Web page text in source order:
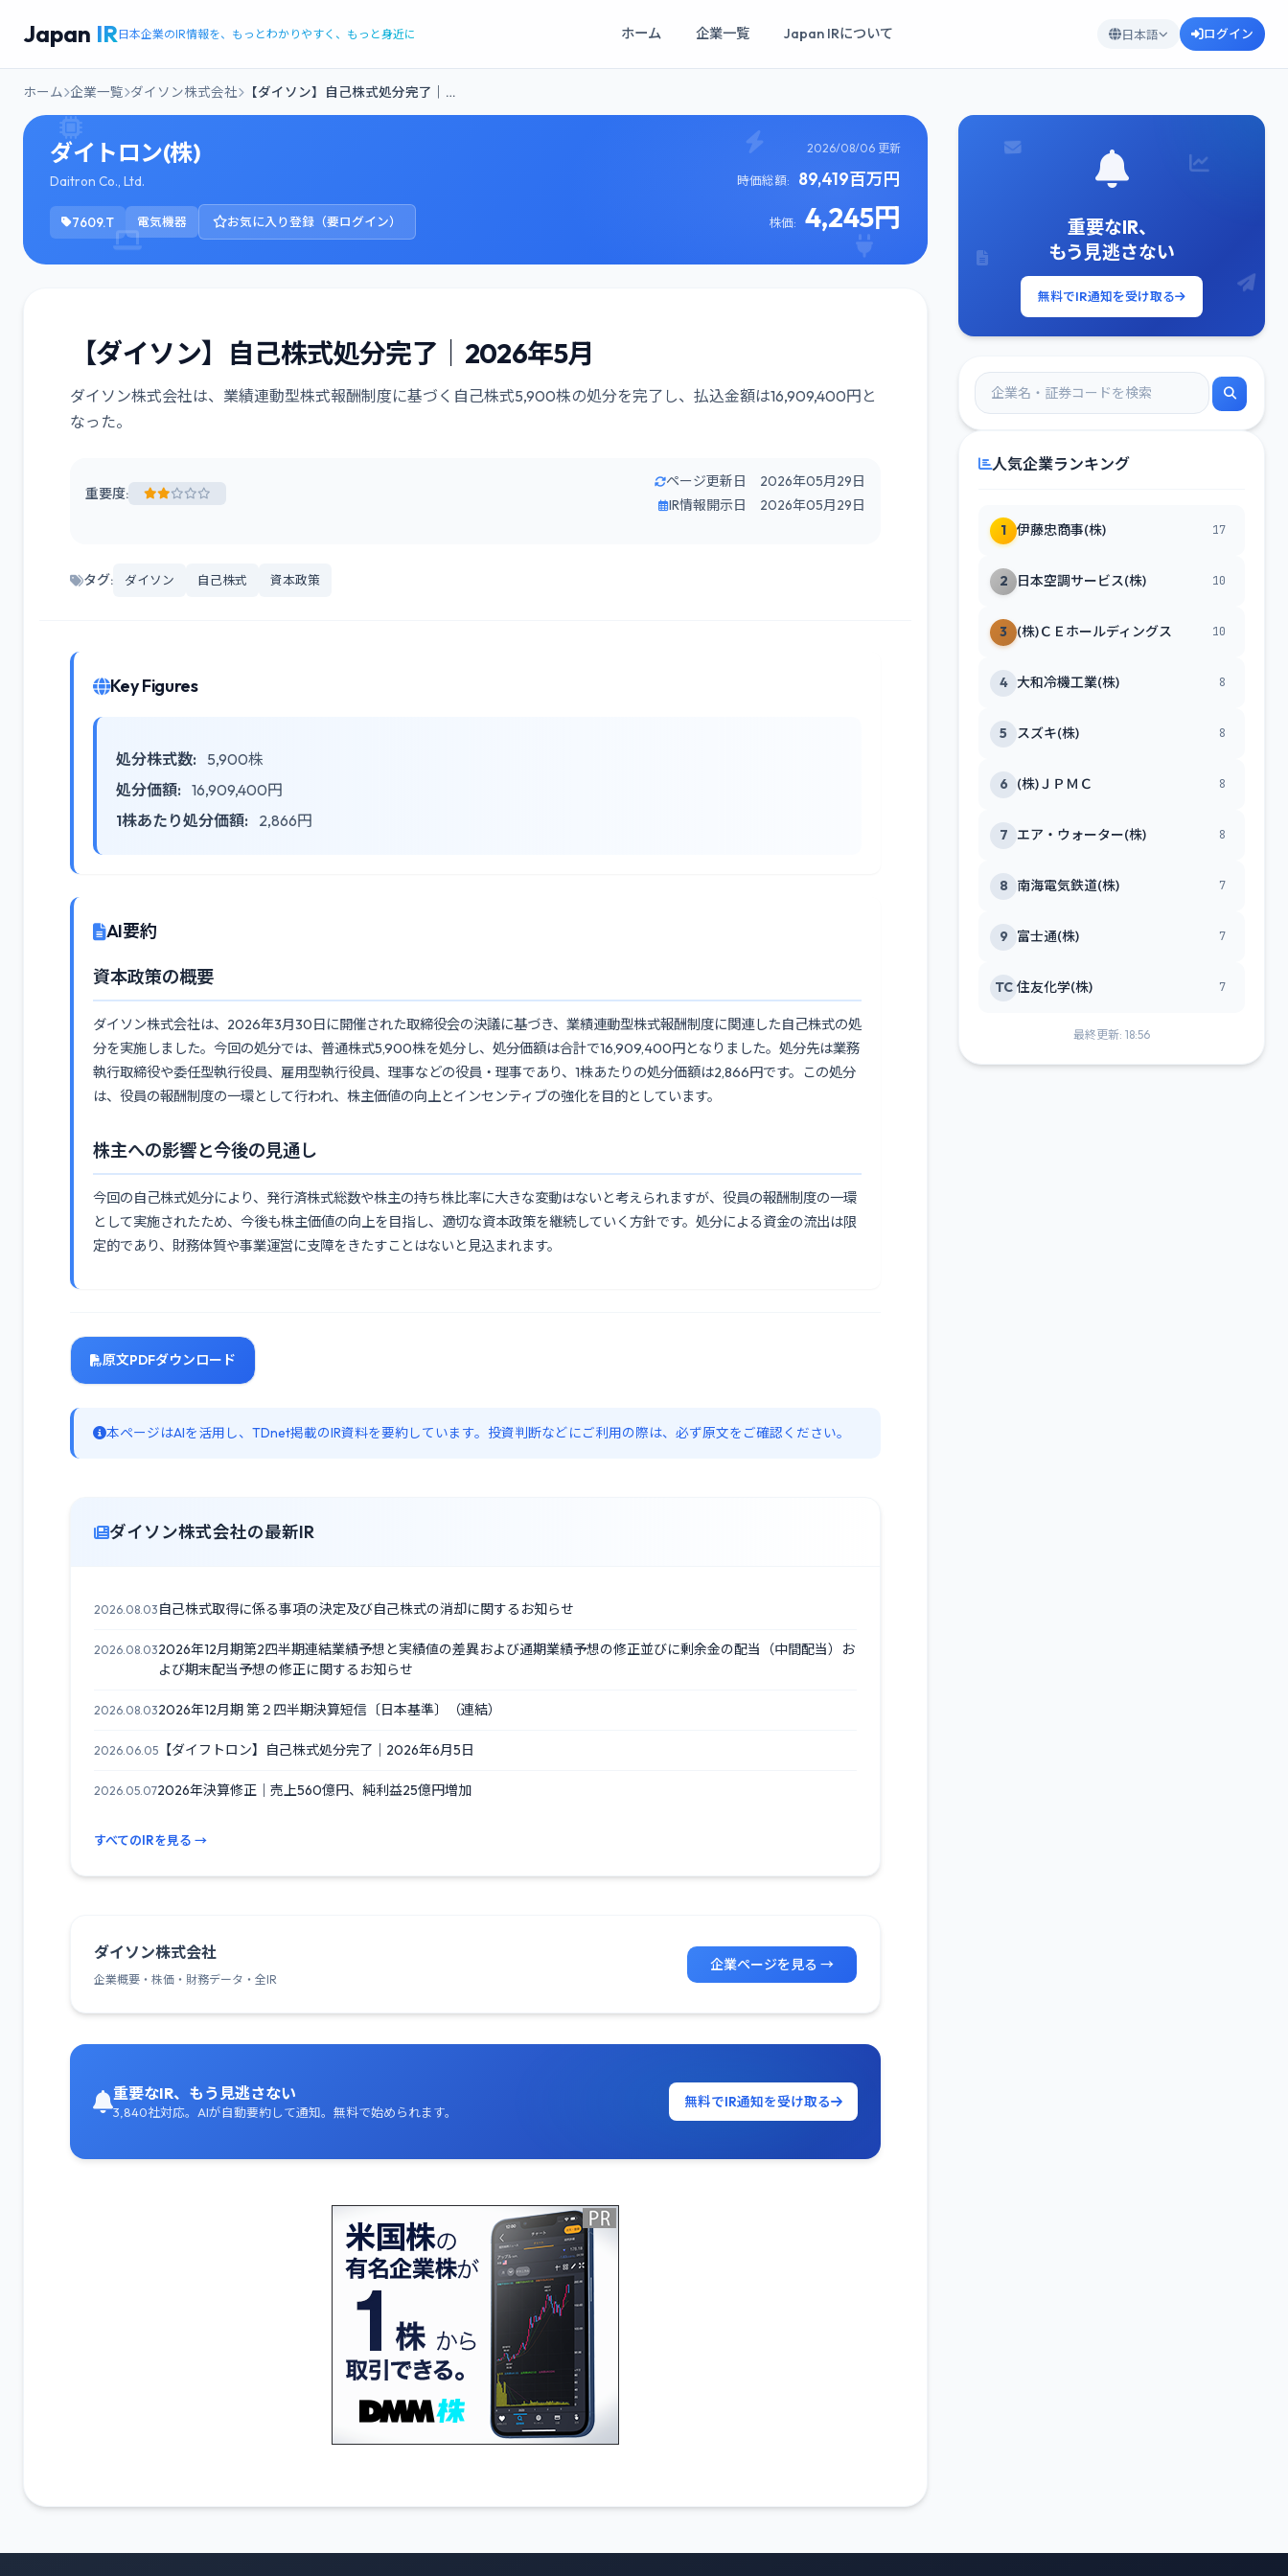
Japan IR日本企業のIR情報を、もっとわかりやすく、もっと身近に ホーム 企業一覧 Japan IRについて 日本語 ログイン
ホーム 企業一覧 ダイソン株式会社 【ダイソン】自己株式処分完了｜…
ダイトロン(株)
Daitron Co., Ltd.
7609.T 電気機器 お気に入り登録（要ログイン）
2026/08/06 更新
時価総額: 89,419百万円
株価: 4,245円
【ダイソン】自己株式処分完了｜2026年5月
ダイソン株式会社は、業績連動型株式報酬制度に基づく自己株式5,900株の処分を完了し、払込金額は16,909,400円と
なった。
重要度:
ページ更新日 2026年05月29日
IR情報開示日 2026年05月29日
タグ: ダイソン 自己株式 資本政策
Key Figures
処分株式数:
5,900株
処分価額: 16,909,400円
1株あたり処分価額:
2,866円
AI要約
資本政策の概要
ダイソン株式会社は、2026年3月30日に開催された取締役会の決議に基づき、業績連動型株式報酬制度に関連した自己株式の処
分を実施しました。今回の処分では、普通株式5,900株を処分し、処分価額は合計で16,909,400円となりました。処分先は業務
執行取締役や委任型執行役員、雇用型執行役員、理事などの役員・理事であり、1株あたりの処分価額は2,866円です。この処分
は、役員の報酬制度の一環として行われ、株主価値の向上とインセンティブの強化を目的としています。
株主への影響と今後の見通し
今回の自己株式処分により、発行済株式総数や株主の持ち株比率に大きな変動はないと考えられますが、役員の報酬制度の一環
として実施されたため、今後も株主価値の向上を目指し、適切な資本政策を継続していく方針です。処分による資金の流出は限
定的であり、財務体質や事業運営に支障をきたすことはないと見込まれます。
原文PDFダウンロード
本ページはAIを活用し、TDnet掲載のIR資料を要約しています。投資判断などにご利用の際は、必ず原文をご確認ください。
ダイソン株式会社の最新IR
2026.08.03 自己株式取得に係る事項の決定及び自己株式の消却に関するお知らせ
2026.08.032026年12月期第2四半期連結業績予想と実績値の差異および通期業績予想の修正並びに剰余金の配当（中間配当）お
よび期末配当予想の修正に関するお知らせ
2026.08.032026年12月期 第２四半期決算短信〔日本基準〕（連結）
2026.06.05 【ダイフトロン】自己株式処分完了｜2026年6月5日
2026.05.072026年決算修正｜売上560億円、純利益25億円増加
すべてのIRを見る →
ダイソン株式会社
企業概要・株価・財務データ・全IR
企業ページを見る →
重要なIR、もう見逃さない
3,840社対応。AIが自動要約して通知。無料で始められます。
無料でIR通知を受け取る
重要なIR、
もう見逃さない
無料でIR通知を受け取る
人気企業ランキング
1 伊藤忠商事(株) 17
2 日本空調サービス(株) 10
3 (株)ＣＥホールディングス 10
4 大和冷機工業(株) 8
5 スズキ(株) 8
6 (株)ＪＰＭＣ 8
7 エア・ウォーター(株) 8
8 南海電気鉄道(株) 7
9 富士通(株) 7
TC 住友化学(株) 7
最終更新: 18:56